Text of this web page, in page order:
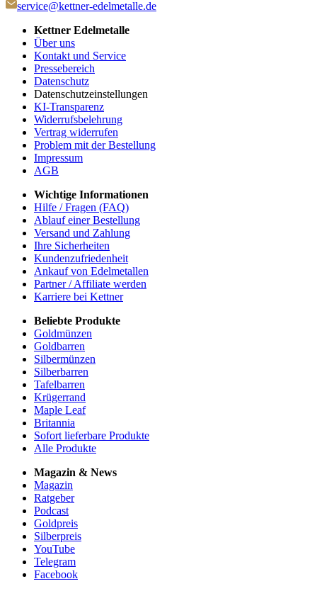
service@kettner-edelmetalle.de
Kettner Edelmetalle
Über uns
Kontakt und Service
Pressebereich
Datenschutz
Datenschutzeinstellungen
KI-Transparenz
Widerrufsbelehrung
Vertrag widerrufen
Problem mit der Bestellung
Impressum
AGB
Wichtige Informationen
Hilfe / Fragen (FAQ)
Ablauf einer Bestellung
Versand und Zahlung
Ihre Sicherheiten
Kundenzufriedenheit
Ankauf von Edelmetallen
Partner / Affiliate werden
Karriere bei Kettner
Beliebte Produkte
Goldmünzen
Goldbarren
Silbermünzen
Silberbarren
Tafelbarren
Krügerrand
Maple Leaf
Britannia
Sofort lieferbare Produkte
Alle Produkte
Magazin & News
Magazin
Ratgeber
Podcast
Goldpreis
Silberpreis
YouTube
Telegram
Facebook